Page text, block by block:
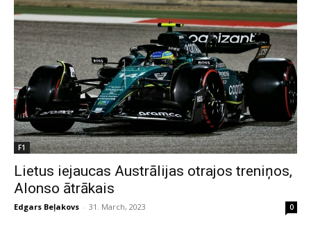
F1
Lietus iejaucas Austrālijas otrajos treniņos,
Alonso ātrākais
Edgars Beļakovs - 31. March, 2023 0